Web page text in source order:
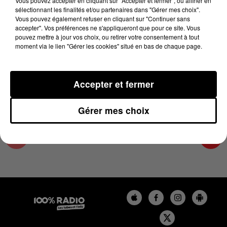
2 janvier 2025 - 1 min 13 sec
L'AGENDA DU TARN ET GARONNE DU
02/01/2025 À 16H38
L'agenda du Tarn et Garonne
sélectionnant les finalités et/ou partenaires dans "Gérer mes choix".
Vous pouvez également refuser en cliquant sur "Continuer sans
accepter". Vos préférences ne s'appliqueront que pour ce site. Vous
pouvez mettre à jour vos choix, ou retirer votre consentement à tout
moment via le lien "Gérer les cookies" situé en bas de chaque page.
Gérer mes choix
Accepter et fermer